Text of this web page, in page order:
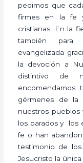
pedimos que
firmes en la fe
cristianas. En la
también para
evangelizada
la devoción a
distintivo de
encomendamos
gérmenes de la
nuestros pueblos
los parados y los
fe o han
testimonio de
Jesucristo la